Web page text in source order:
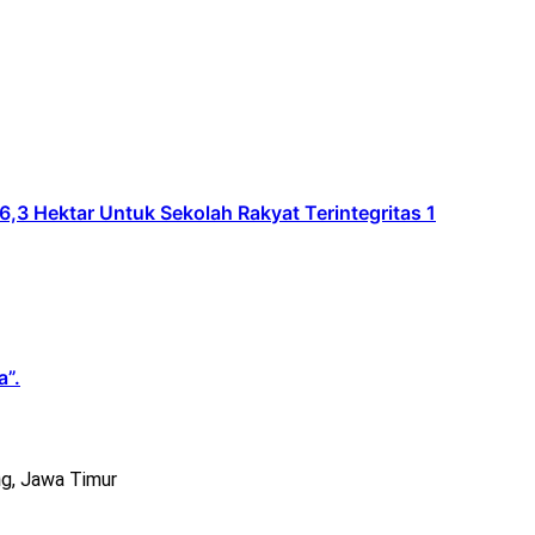
Hektar Untuk Sekolah Rakyat Terintegritas 1
Jawa Timur